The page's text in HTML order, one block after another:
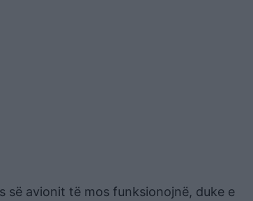
së avionit të mos funksionojnë, duke e